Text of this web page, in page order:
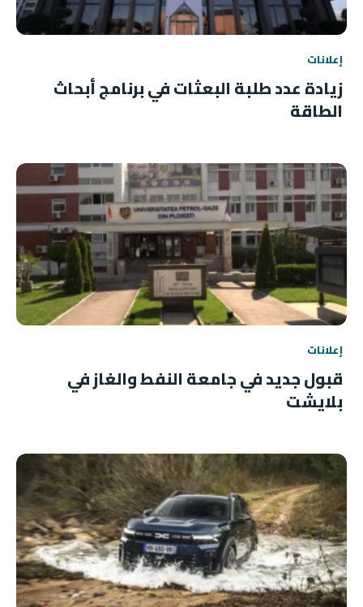
إعلانات
زيادة عدد طلبة البعثات في برنامج أبحاث
الطاقة
إعلانات
قبول جديد في جامعة النفط والغاز في
بلايشت